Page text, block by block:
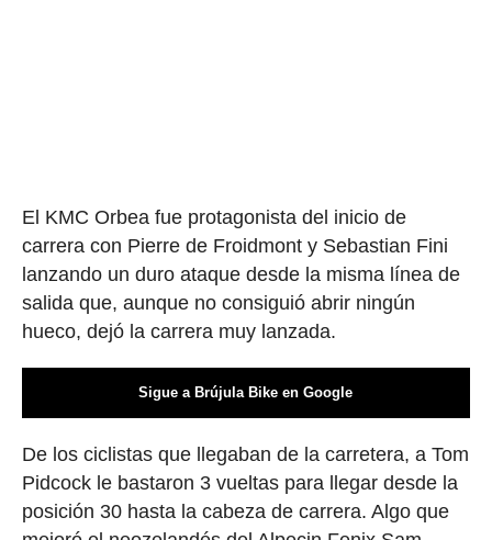
El KMC Orbea fue protagonista del inicio de
carrera con Pierre de Froidmont y Sebastian Fini
lanzando un duro ataque desde la misma línea de
salida que, aunque no consiguió abrir ningún
hueco, dejó la carrera muy lanzada.
Sigue a Brújula Bike en Google
De los ciclistas que llegaban de la carretera, a Tom
Pidcock le bastaron 3 vueltas para llegar desde la
posición 30 hasta la cabeza de carrera. Algo que